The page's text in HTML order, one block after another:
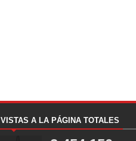
VISTAS A LA PÁGINA TOTALES